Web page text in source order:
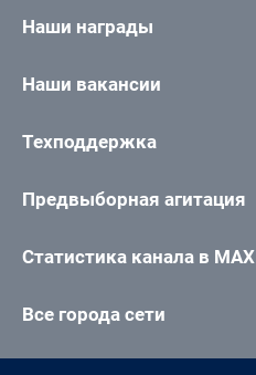
Наши награды
Наши вакансии
Техподдержка
Предвыборная агитация
Статистика канала в MAX
Все города сети